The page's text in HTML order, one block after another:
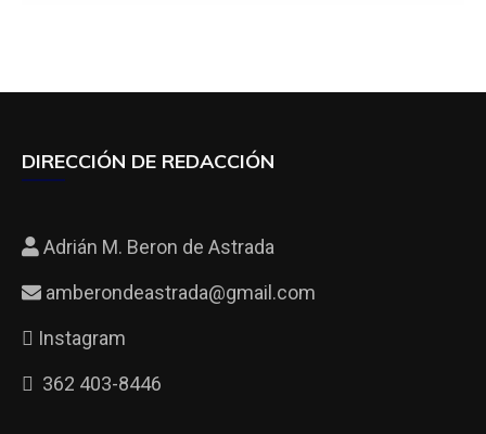
DIRECCIÓN DE REDACCIÓN
Adrián M. Beron de Astrada
amberondeastrada@gmail.com
Instagram
362 403-8446